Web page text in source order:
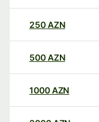
250AZN
500AZN
1000AZN